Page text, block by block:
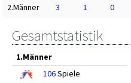
2.Männer
3 1 0
Gesamtstatistik
1.Männer
106Spiele